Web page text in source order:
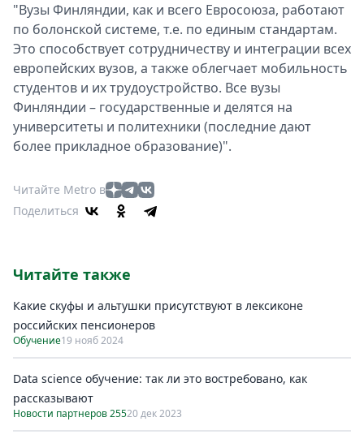
"Вузы Финляндии, как и всего Евросоюза, работают
по болонской системе, т.е. по единым стандартам.
Это способствует сотрудничеству и интеграции всех
европейских вузов, а также облегчает мобильность
студентов и их трудоустройство. Все вузы
Финляндии – государственные и делятся на
университеты и политехники (последние дают
более прикладное образование)".
Читайте Metro в
Поделиться
Читайте также
Какие скуфы и альтушки присутствуют в лексиконе
российских пенсионеров
Обучение19 нояб 2024
Data science обучение: так ли это востребовано, как
рассказывают
Новости партнеров 25520 дек 2023